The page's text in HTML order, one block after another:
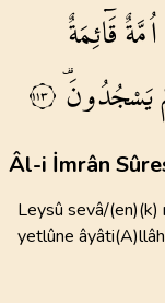
اُمَّةٌقَٓائِمَةٌ
يَسْجُدُونَ۠ ١١٣
Âl-i İmrân
Leysû sevâ/
yetlûne